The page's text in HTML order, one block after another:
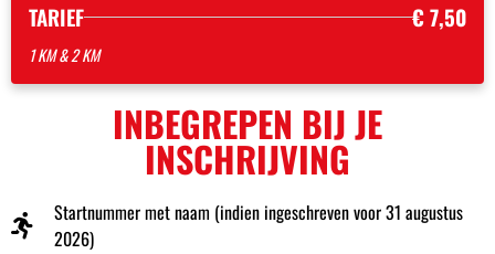
TARIEF € 7,50
1 KM & 2 KM
INBEGREPEN BIJ JE
INSCHRIJVING
Startnummer met naam (indien ingeschreven voor 31 augustus
2026)